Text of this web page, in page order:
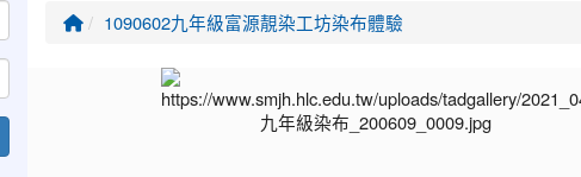
回首頁1090602九年級富源靚染工坊染布體驗